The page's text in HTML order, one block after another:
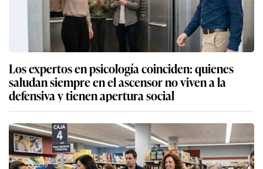
Los expertos en psicología coinciden: quienes
saludan siempre en el ascensor no viven a la
defensiva y tienen apertura social